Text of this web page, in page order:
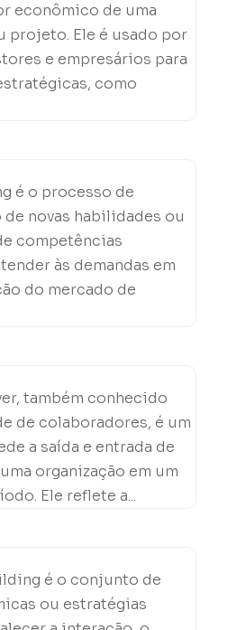
econômico de uma
projeto. Ele é usado por
e empresários para
como
é o processo de
novas habilidades ou
competências
às demandas em
do mercado de
também conhecido
de colaboradores, é um
a saída e entrada de
organização em um
Ele reflete a...
é o conjunto de
ou estratégias